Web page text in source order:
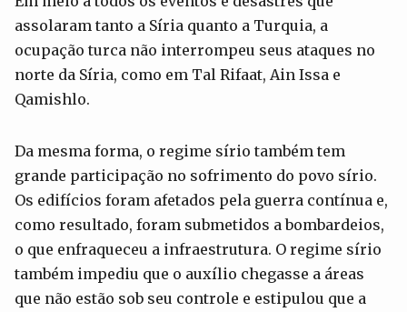
assolaram tanto a Síria quanto a Turquia, a
ocupação turca não interrompeu seus ataques no
norte da Síria, como em Tal Rifaat, Ain Issa e
Qamishlo.
Da mesma forma, o regime sírio também tem
grande participação no sofrimento do povo sírio.
Os edifícios foram afetados pela guerra contínua e,
como resultado, foram submetidos a bombardeios,
o que enfraqueceu a infraestrutura. O regime sírio
também impediu que o auxílio chegasse a áreas
que não estão sob seu controle e estipulou que a